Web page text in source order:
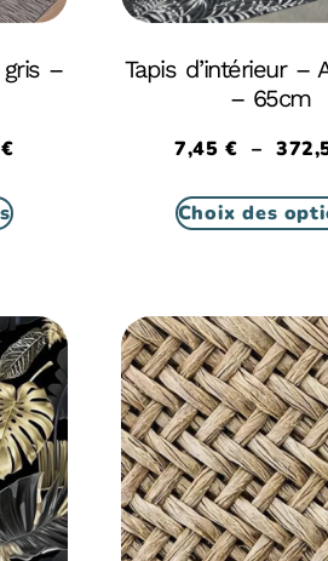
gris –
€
Tapis d’intérieur –
– 65cm
7,45€ –
Choix des